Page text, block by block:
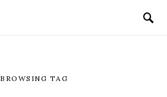
BROWSING TAG